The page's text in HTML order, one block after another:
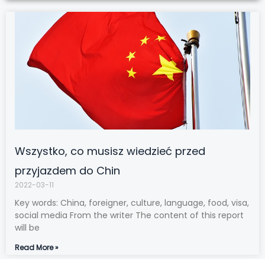
Wszystko, co musisz wiedzieć przed
przyjazdem do Chin
2022-03-11
Key words: China, foreigner, culture, language, food, visa,
social media From the writer The content of this report
will be
Read More »